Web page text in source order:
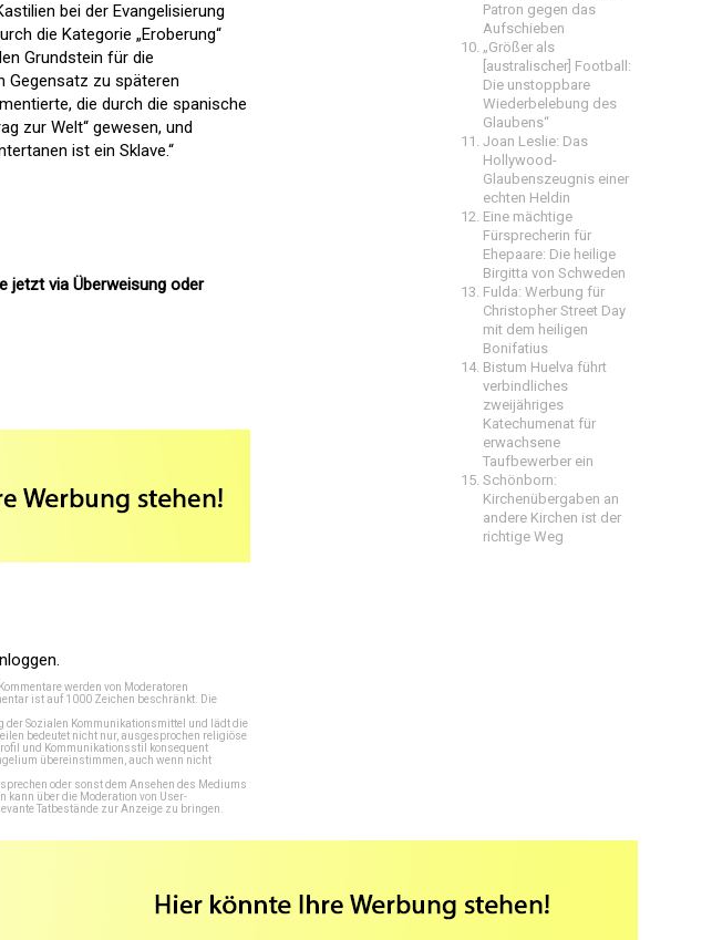
bei der Evangelisierung
die Kategorie „Eroberung“
Grundstein für die
Gegensatz zu späteren
die durch die spanische
zur Welt“ gewesen, und
ist ein Sklave.“
jetzt via Überweisung oder
Kommentare werden von Moderatoren
ist auf 1000 Zeichen beschränkt. Die
der Sozialen Kommunikationsmittel und lädt die
bedeutet nicht nur, ausgesprochen religiöse
und Kommunikationsstil konsequent
übereinstimmen, auch wenn nicht
oder sonst dem Ansehen des Mediums
über die Moderation von User-
Tatbestände zur Anzeige zu bringen.
Patron gegen das
Aufschieben
„Größer als
[australischer] Football:
Die unstoppbare
Wiederbelebung des
Glaubens“
Joan Leslie: Das
Hollywood-
Glaubenszeugnis einer
echten Heldin
Eine mächtige
Fürsprecherin für
Ehepaare: Die heilige
Birgitta von Schweden
Fulda: Werbung für
Christopher Street Day
mit dem heiligen
Bonifatius
Bistum Huelva führt
verbindliches
zweijähriges
Katechumenat für
erwachsene
Taufbewerber ein
Schönborn:
Kirchenübergaben an
andere Kirchen ist der
richtige Weg